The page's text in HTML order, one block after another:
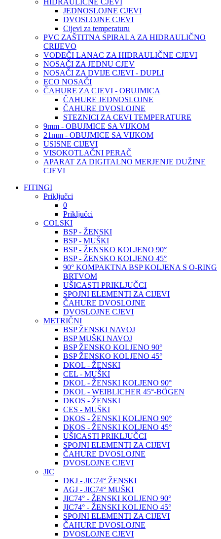
HIDRAULIČNE CJEVI
JEDNOSLOJNE CJEVI
DVOSLOJNE CJEVI
Cijevi za temperaturu
PVC ZAŠTITNA SPIRALA ZA HIDRAULIČNO
CRIJEVO
VODEČI LANAC ZA HIDRAULIČNE CJEVI
NOSAČI ZA JEDNU CJEV
NOSAČI ZA DVIJE CJEVI - DUPLI
ECO NOSAČI
ČAHURE ZA CJEVI - OBUJMICA
ČAHURE JEDNOSLOJNE
ČAHURE DVOSLOJNE
STEZNICI ZA CEVI TEMPERATURE
9mm - OBUJMICE SA VIJKOM
21mm - OBUJMICE SA VIJKOM
USISNE CIJEVI
VISOKOTLAČNI PERAČ
APARAT ZA DIGITALNO MERJENJE DUŽINE
CJEVI
FITINGI
Priključci
0
Priključci
COLSKI
BSP - ŽENSKI
BSP - MUŠKI
BSP - ŽENSKO KOLJENO 90°
BSP - ŽENSKO KOLJENO 45°
90° KOMPAKTNA BSP KOLJENA S O-RING
BRTVOM
UŠICASTI PRIKLJUČCI
SPOJNI ELEMENTI ZA CIJEVI
ČAHURE DVOSLOJNE
DVOSLOJNE CJEVI
METRIČNI
BSP ŽENSKI NAVOJ
BSP MUŠKI NAVOJ
BSP ŽENSKO KOLJENO 90°
BSP ŽENSKO KOLJENO 45°
DKOL - ŽENSKI
CEL - MUŠKI
DKOL - ŽENSKI KOLJENO 90°
DKOL - WEIBLICHER 45°-BÖGEN
DKOS - ŽENSKI
CES - MUŠKI
DKOS - ŽENSKI KOLJENO 90°
DKOS - ŽENSKI KOLJENO 45°
UŠICASTI PRIKLJUČCI
SPOJNI ELEMENTI ZA CIJEVI
ČAHURE DVOSLOJNE
DVOSLOJNE CJEVI
JIC
DKJ - JIC74° ŽENSKI
AGJ - JIC74° MUŠKI
JIC74° - ŽENSKI KOLJENO 90°
JIC74° - ŽENSKI KOLJENO 45°
SPOJNI ELEMENTI ZA CIJEVI
ČAHURE DVOSLOJNE
DVOSLOJNE CJEVI